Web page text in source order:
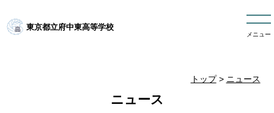
東京都立府中東高等学校
メニュー
トップ> ニュース
ニュース